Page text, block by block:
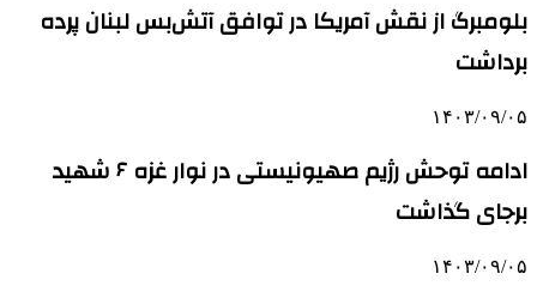
بلومبرگ از نقش آمریکا در توافق آتش‌بس لبنان پرده
برداشت
۱۴۰۳/۰۹/۰۵
ادامه توحش رژیم صهیونیستی در نوار غزه ۶ شهید
برجای گذاشت
۱۴۰۳/۰۹/۰۵